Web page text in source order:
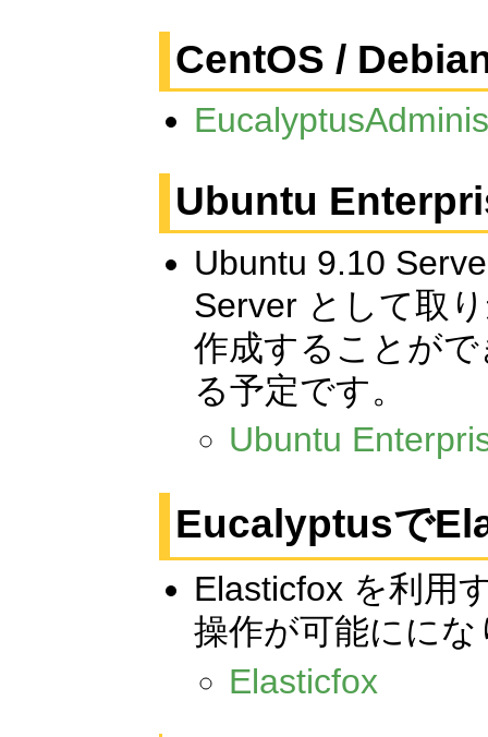
CentOS /
Ubuntu
Ubuntu 9.10
Server として取
作成することが
る予定です。
Ubuntu
Eucalyptusで
Elasticfox を利用
操作が可能にに
Elasticfox